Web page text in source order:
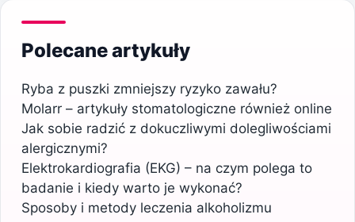
Polecane artykuły
Ryba z puszki zmniejszy ryzyko zawału?
Molarr – artykuły stomatologiczne również online
Jak sobie radzić z dokuczliwymi dolegliwościami
alergicznymi?
Elektrokardiografia (EKG) – na czym polega to
badanie i kiedy warto je wykonać?
Sposoby i metody leczenia alkoholizmu